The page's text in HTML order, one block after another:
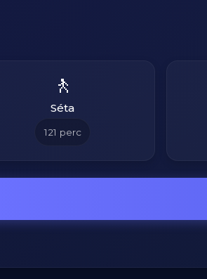
🚶
Séta
121 perc